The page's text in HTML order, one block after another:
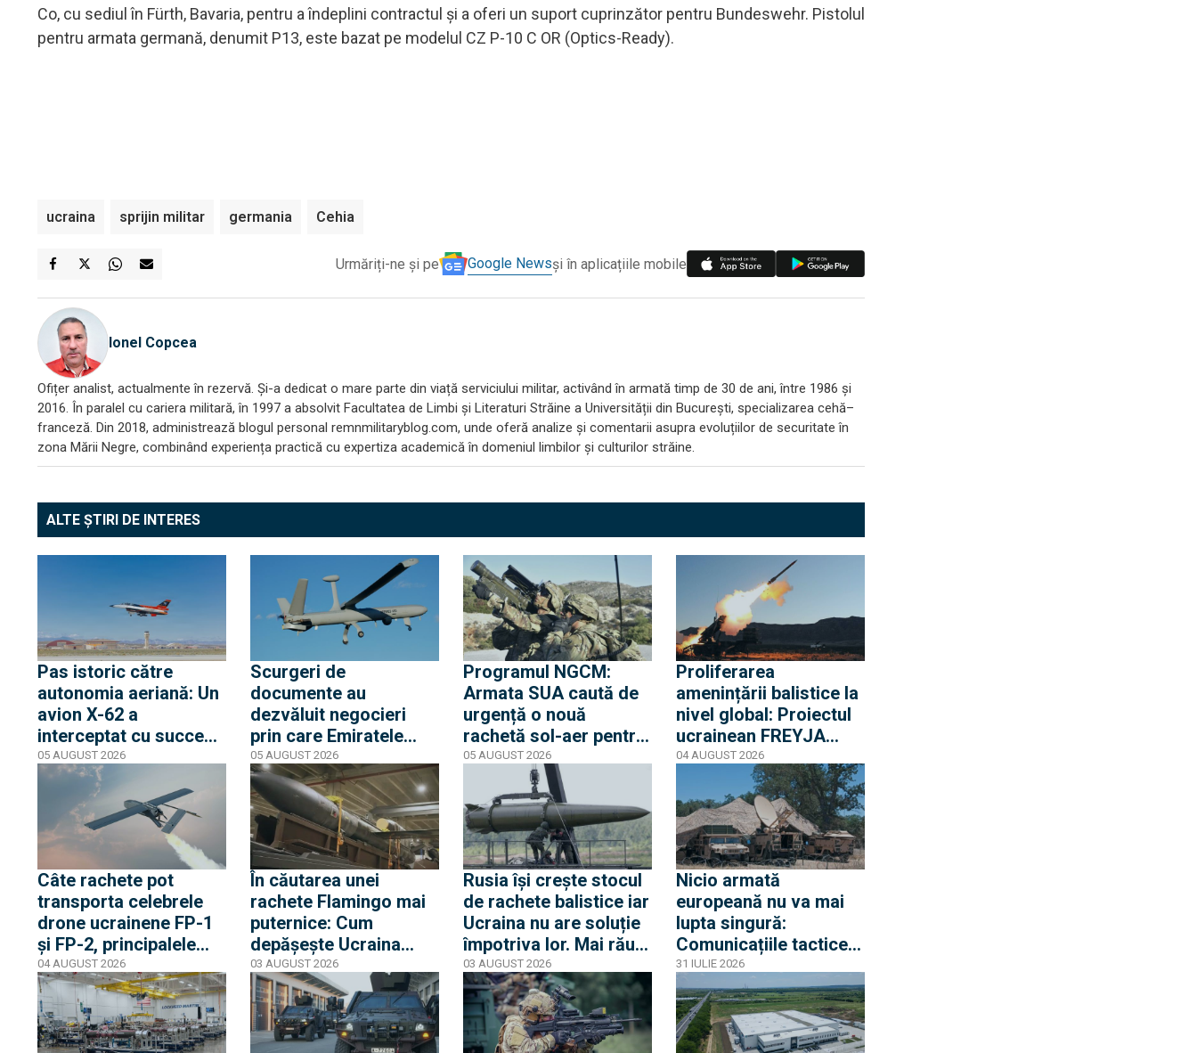
Co, cu sediul în Fürth, Bavaria, pentru a îndeplini contractul și a oferi un suport cuprinzător pentru Bundeswehr. Pistolul
pentru armata germană, denumit P13, este bazat pe modelul CZ P-10 C OR (Optics-Ready).
ucraina sprijin militar germania Cehia
Urmăriți-ne și pe Google Newsși în aplicațiile mobile
Ionel Copcea
Ofițer analist, actualmente în rezervă. Și-a dedicat o mare parte din viață serviciului militar, activând în armată timp de 30 de ani, între 1986 și
2016. În paralel cu cariera militară, în 1997 a absolvit Facultatea de Limbi și Literaturi Străine a Universității din București, specializarea cehă–
franceză. Din 2018, administrează blogul personal remnmilitaryblog.com, unde oferă analize și comentarii asupra evoluțiilor de securitate în
zona Mării Negre, combinând experiența practică cu expertiza academică în domeniul limbilor și culturilor străine.
ALTE ȘTIRI DE INTERES
Pas istoric către
autonomia aeriană: Un
avion X-62 a
interceptat cu succes
un T-38, bazându-se pe
sistemul de senzori AI.
E vorba de pachetul
Lockheed Martin
Legion Pod
05 AUGUST 2026
Scurgeri de
documente au
dezvăluit negocieri
prin care Emiratele
Arabe Unite ar fi
interesate să încheie o
tranzacție de
armament cu Israelul
în valoare de 1,3
miliarde de dolari
05 AUGUST 2026
Programul NGCM:
Armata SUA caută de
urgență o nouă
rachetă sol-aer pentru
interceptarea dronelor
de mici dimensiuni
05 AUGUST 2026
Proliferarea
amenințării balistice la
nivel global: Proiectul
ucrainean FREYJA
intră în faza de
integrare pentru a
deveni scutul comun al
Europei
04 AUGUST 2026
Câte rachete pot
transporta celebrele
drone ucrainene FP-1
și FP-2, principalele
„vinovate” pentru
lovirea Rusiei în
adâncime
04 AUGUST 2026
În căutarea unei
rachete Flamingo mai
puternice: Cum
depășește Ucraina
blocajul tehnic în
producția de serie a
rachetelor de
croazieră FP-5
03 AUGUST 2026
Rusia își crește stocul
de rachete balistice iar
Ucraina nu are soluție
împotriva lor. Mai rău e
că multe companii care
produc componente de
rachete nu sunt sub
sancțiuni în Occident
03 AUGUST 2026
Nicio armată
europeană nu va mai
lupta singură:
Comunicațiile tactice
pe câmpul de luptă,
noul front industrial.
Modelul german, un
reper pentru doctrina
31 IULIE 2026